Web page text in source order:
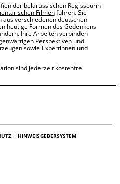
der belarussischen Regisseurin
Filmenführen. Sie
verschiedenen deutschen
heutige Formen des Gedenkens
Ihre Arbeiten verbinden
Perspektiven und
sowie Expertinnen und
sind jederzeit kostenfrei
HINWEISGEBERSYSTEM